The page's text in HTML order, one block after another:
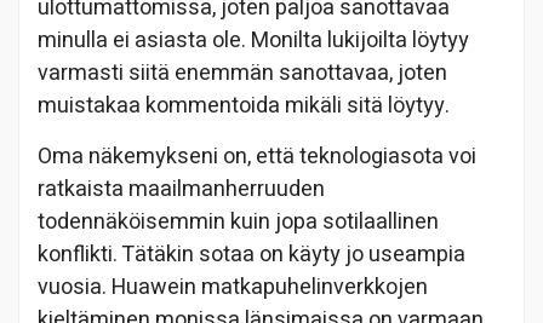
ulottumattomissa, joten paljoa sanottavaa
minulla ei asiasta ole. Monilta lukijoilta löytyy
varmasti siitä enemmän sanottavaa, joten
muistakaa kommentoida mikäli sitä löytyy.
Oma näkemykseni on, että teknologiasota voi
ratkaista maailmanherruuden
todennäköisemmin kuin jopa sotilaallinen
konflikti. Tätäkin sotaa on käyty jo useampia
vuosia. Huawein matkapuhelinverkkojen